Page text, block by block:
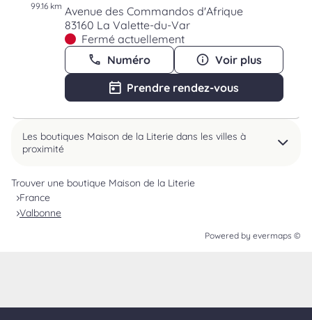
99.16 km Avenue des Commandos d'Afrique
83160 La Valette-du-Var
Fermé actuellement
Numéro
Voir plus
Prendre rendez-vous
Les boutiques Maison de la Literie dans les villes à
proximité
Trouver une boutique Maison de la Literie
France
Valbonne
Powered by evermaps ©